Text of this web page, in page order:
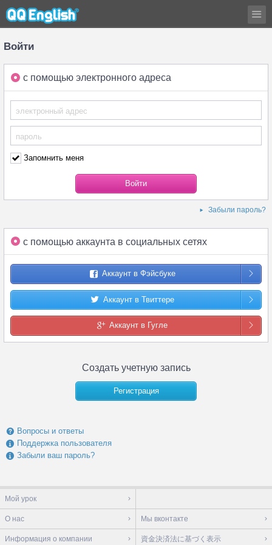
Войти
с помощью электронного адреса
Запомнить меня
Забыли пароль?
с помощью аккаунта в социальных сетях
Аккаунт в Фэйсбуке
Аккаунт в Твиттере
Аккаунт в Гугле
Создать учетную запись
Регистрация
Вопросы и ответы
Поддержка пользователя
Забыли ваш пароль?
Мой урок
О нас Мы вконтакте
Информация о компании 資金決済法に基づく表示